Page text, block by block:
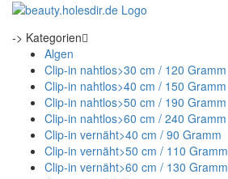
-> Kategorien
Algen
Clip-in nahtlos>30 cm / 120 Gramm
Clip-in nahtlos>40 cm / 150 Gramm
Clip-in nahtlos>50 cm / 190 Gramm
Clip-in nahtlos>60 cm / 240 Gramm
Clip-in vernäht>40 cm / 90 Gramm
Clip-in vernäht>50 cm / 110 Gramm
Clip-in vernäht>60 cm / 130 Gramm